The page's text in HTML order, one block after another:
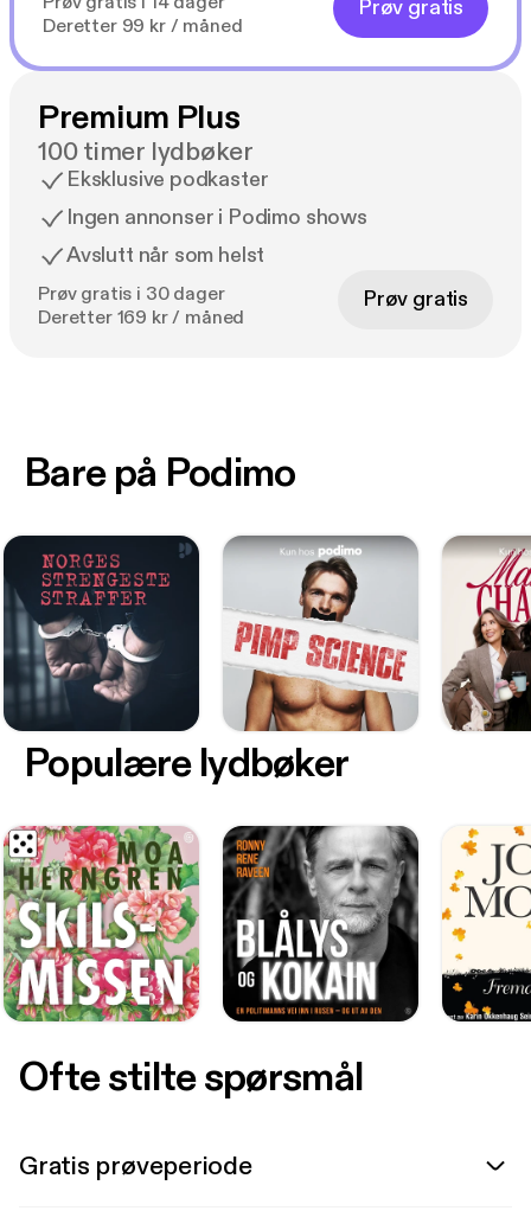
Deretter 99 kr / måned
Prøv gratis
Premium Plus
100 timer lydbøker
Eksklusive podkaster
Ingen annonser i Podimo shows
Avslutt når som helst
Prøv gratis i 30 dager
Deretter 169 kr / måned
Prøv gratis
Bare på Podimo
Populære lydbøker
Ofte stilte spørsmål
Gratis prøveperiode